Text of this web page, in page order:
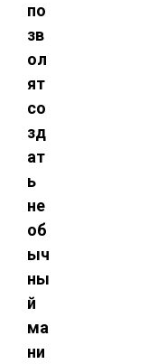
по
зв
ол
ят
со
зд
ат
ь
не
об
ыч
ны
й
ма
ни